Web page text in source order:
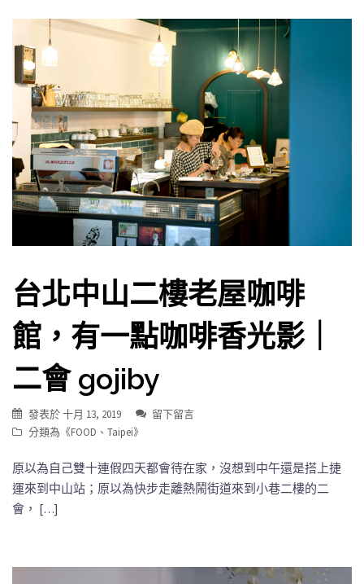
台北中山二樓老屋咖啡
館，有一點咖啡香光影｜
二會 gojiby
發表於十月 13, 2019
留下留言
分類為《FOOD 、 Taipei》
原以為自己雙十連假四天都會待在家，沒想到中午還是搭上捷
運來到中山站；原以為快步走離熱鬧街道來到小巷二樓的二
會， […]